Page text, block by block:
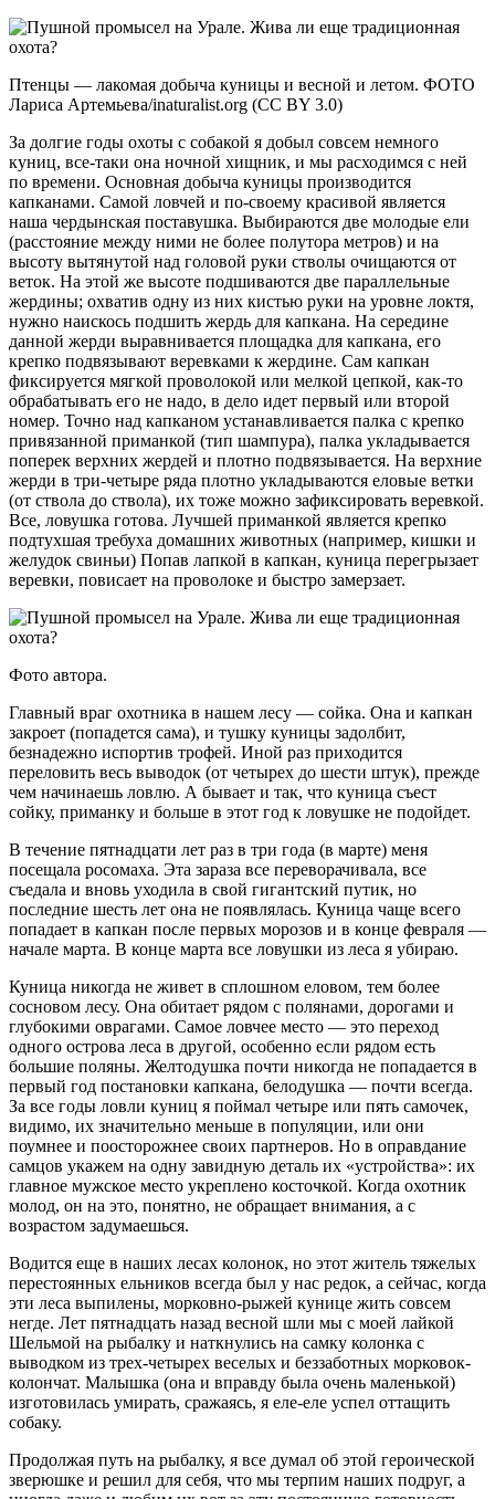
Птенцы — лакомая добыча куницы и весной и летом. ФОТО
Лариса Артемьева/inaturalist.org (CC BY 3.0)
За долгие годы охоты с собакой я добыл совсем немного
куниц, все-таки она ночной хищник, и мы расходимся с ней
по времени. Основная добыча куницы производится
капканами. Самой ловчей и по-своему красивой является
наша чердынская поставушка. Выбираются две молодые ели
(расстояние между ними не более полутора метров) и на
высоту вытянутой над головой руки стволы очищаются от
веток. На этой же высоте подшиваются две параллельные
жердины; охватив одну из них кистью руки на уровне локтя,
нужно наискось подшить жердь для капкана. На середине
данной жерди выравнивается площадка для капкана, его
крепко подвязывают веревками к жердине. Сам капкан
фиксируется мягкой проволокой или мелкой цепкой, как-то
обрабатывать его не надо, в дело идет первый или второй
номер. Точно над капканом устанавливается палка с крепко
привязанной приманкой (тип шампура), палка укладывается
поперек верхних жердей и плотно подвязывается. На верхние
жерди в три-четыре ряда плотно укладываются еловые ветки
(от ствола до ствола), их тоже можно зафиксировать веревкой.
Все, ловушка готова. Лучшей приманкой является крепко
подтухшая требуха домашних животных (например, кишки и
желудок свиньи) Попав лапкой в капкан, куница перегрызает
веревки, повисает на проволоке и быстро замерзает.
Фото автора.
Главный враг охотника в нашем лесу — сойка. Она и капкан
закроет (попадется сама), и тушку куницы задолбит,
безнадежно испортив трофей. Иной раз приходится
переловить весь выводок (от четырех до шести штук), прежде
чем начинаешь ловлю. А бывает и так, что куница съест
сойку, приманку и больше в этот год к ловушке не подойдет.
В течение пятнадцати лет раз в три года (в марте) меня
посещала росомаха. Эта зараза все переворачивала, все
съедала и вновь уходила в свой гигантский путик, но
последние шесть лет она не появлялась. Куница чаще всего
попадает в капкан после первых морозов и в конце февраля —
начале марта. В конце марта все ловушки из леса я убираю.
Куница никогда не живет в сплошном еловом, тем более
сосновом лесу. Она обитает рядом с полянами, дорогами и
глубокими оврагами. Самое ловчее место — это переход
одного острова леса в другой, особенно если рядом есть
большие поляны. Желтодушка почти никогда не попадается в
первый год постановки капкана, белодушка — почти всегда.
За все годы ловли куниц я поймал четыре или пять самочек,
видимо, их значительно меньше в популяции, или они
поумнее и поосторожнее своих партнеров. Но в оправдание
самцов укажем на одну завидную деталь их «устройства»: их
главное мужское место укреплено косточкой. Когда охотник
молод, он на это, понятно, не обращает внимания, а с
возрастом задумаешься.
Водится еще в наших лесах колонок, но этот житель тяжелых
перестоянных ельников всегда был у нас редок, а сейчас, когда
эти леса выпилены, морковно-рыжей кунице жить совсем
негде. Лет пятнадцать назад весной шли мы с моей лайкой
Шельмой на рыбалку и наткнулись на самку колонка с
выводком из трех-четырех веселых и беззаботных морковок-
колончат. Малышка (она и вправду была очень маленькой)
изготовилась умирать, сражаясь, я еле-еле успел оттащить
собаку.
Продолжая путь на рыбалку, я все думал об этой героической
зверюшке и решил для себя, что мы терпим наших подруг, а